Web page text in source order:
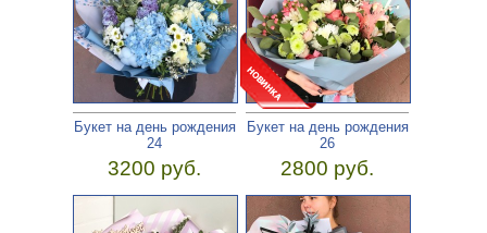
Букет на день рождения
24
3200 руб.
Букет на день рождения
26
2800 руб.